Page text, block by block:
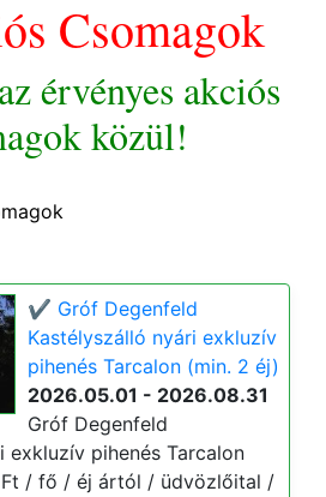
Csomagok
érvényes akciós
közül!
✔️ Gróf Degenfeld
Kastélyszálló nyári exkluzív
pihenés Tarcalon (min. 2 éj)
2026.05.01 - 2026.08.31
Gróf Degenfeld
exkluzív pihenés Tarcalon
Ft / fő / éj ártól / üdvözlőital /